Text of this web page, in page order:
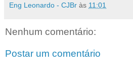
Eng Leonardo - CJBr às 11:01
Nenhum comentário:
Postar um comentário